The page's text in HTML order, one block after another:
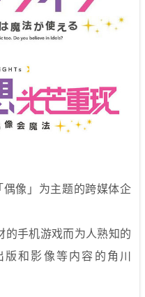
偶像」为主题的跨媒体企
的手机游戏而为人熟知的
版和影像等内容的角川